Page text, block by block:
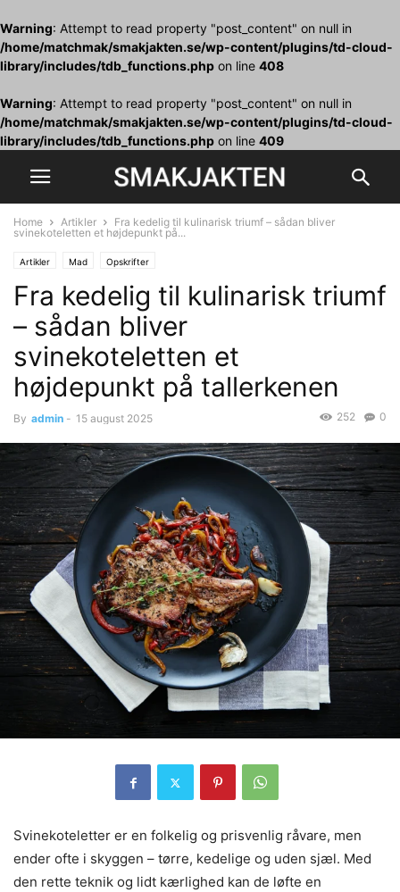
Warning: Attempt to read property "post_content" on null in
/home/matchmak/smakjakten.se/wp-content/plugins/td-cloud-
library/includes/tdb_functions.php on line 408
Warning: Attempt to read property "post_content" on null in
/home/matchmak/smakjakten.se/wp-content/plugins/td-cloud-
library/includes/tdb_functions.php on line 409
Home Artikler
Fra kedelig til kulinarisk triumf – sådan bliver
svinekoteletten et højdepunkt på...
Artikler Mad Opskrifter
Fra kedelig til kulinarisk triumf
– sådan bliver
svinekoteletten et
højdepunkt på tallerkenen
By admin - 15 august 2025 0
252
Svinekoteletter er en folkelig og prisvenlig råvare, men
ender ofte i skyggen – tørre, kedelige og uden sjæl. Med
den rette teknik og lidt kærlighed kan de løfte en